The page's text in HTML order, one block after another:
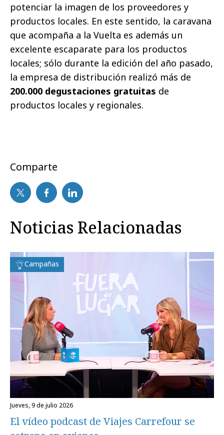
potenciar la imagen de los proveedores y
productos locales. En este sentido, la caravana
que acompaña a la Vuelta es además un
excelente escaparate para los productos
locales; sólo durante la edición del año pasado,
la empresa de distribución realizó más de
200.000 degustaciones gratuitas de
productos locales y regionales.
Comparte
Noticias Relacionadas
Campañas
jueves, 9 de julio 2026
El vídeo podcast de Viajes Carrefour se